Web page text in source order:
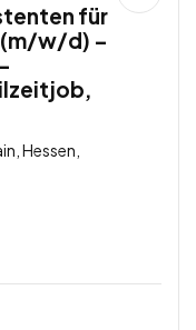
für
(m/w/d) –
Hessen,